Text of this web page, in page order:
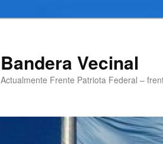
Bandera Vecinal
Actualmente Frente Patriota Federal –